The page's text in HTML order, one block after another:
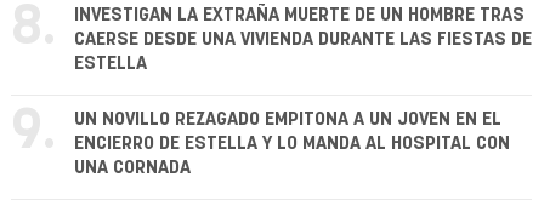
8.
INVESTIGAN LA EXTRAÑA MUERTE DE UN HOMBRE TRAS
CAERSE DESDE UNA VIVIENDA DURANTE LAS FIESTAS DE
ESTELLA
9.
UN NOVILLO REZAGADO EMPITONA A UN JOVEN EN EL
ENCIERRO DE ESTELLA Y LO MANDA AL HOSPITAL CON
UNA CORNADA